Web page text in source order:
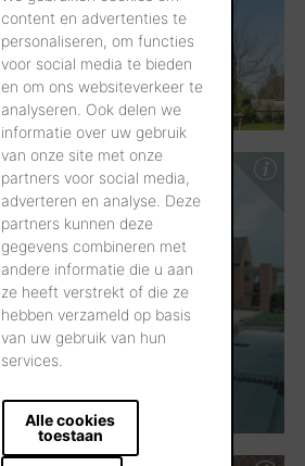
content en advertenties te
personaliseren, om functies
voor social media te bieden
en om ons websiteverkeer te
analyseren. Ook delen we
informatie over uw gebruik
van onze site met onze
partners voor social media,
adverteren en analyse. Deze
partners kunnen deze
gegevens combineren met
andere informatie die u aan
ze heeft verstrekt of die ze
hebben verzameld op basis
van uw gebruik van hun
services.
Alle cookies
toestaan